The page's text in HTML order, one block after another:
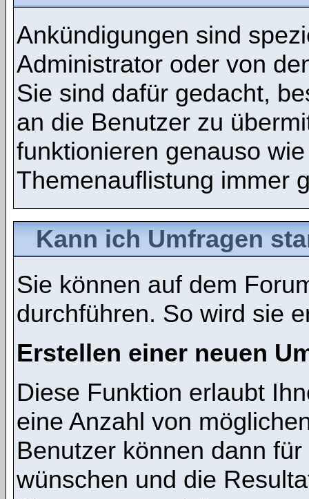
Ankündigungen sind
Administrator oder von
Sie sind dafür gedacht,
an die Benutzer zu
funktionieren genauso
Themenauflistung immer
Kann ich Umfragen
Sie können auf dem
durchführen. So wird sie
Erstellen einer neuen
Diese Funktion erlaubt
eine Anzahl von
Benutzer können dann
wünschen und die